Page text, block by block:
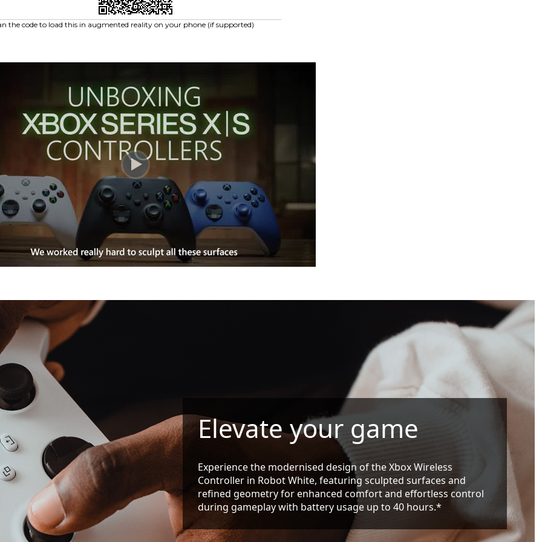
the code to load this in augmented reality on your phone (if supported)
Elevate your game
Experience the modernised design of the Xbox Wireless
Controller in Robot White, featuring sculpted surfaces and
refined geometry for enhanced comfort and effortless control
during gameplay with battery usage up to 40 hours.*